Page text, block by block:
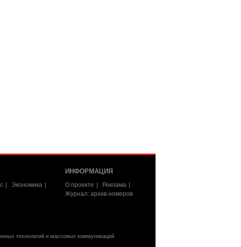
Экономика
ИНФОРМАЦИЯ
О проекте
Реклама
Журнал: архив номеров
технологий и массовых коммуникаций